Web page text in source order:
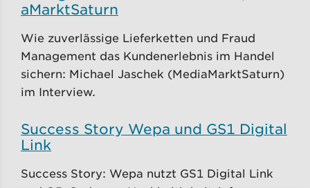
aMarktSaturn
Wie zuverlässige Lieferketten und Fraud
Management das Kundenerlebnis im Handel
sichern: Michael Jaschek (MediaMarktSaturn)
im Interview.
Success Story Wepa und GS1 Digital
Link
Success Story: Wepa nutzt GS1 Digital Link